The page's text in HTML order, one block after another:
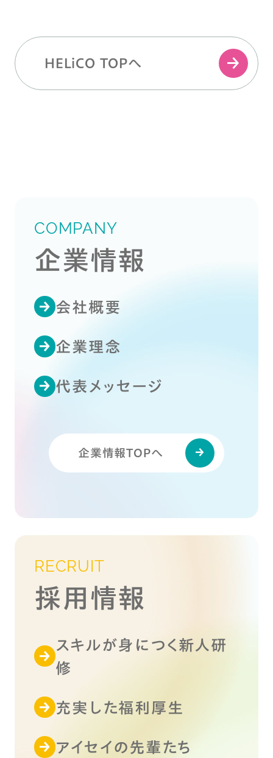
HELiCO TOPへ
COMPANY
企業情報
会社概要
企業理念
代表メッセージ
企業情報TOPへ
RECRUIT
採用情報
スキルが身につく新人研
修
充実した福利厚生
アイセイの先輩たち